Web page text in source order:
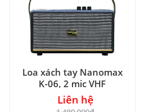
Loa xách tay Nanomax
K-06, 2 mic VHF
Liên hệ